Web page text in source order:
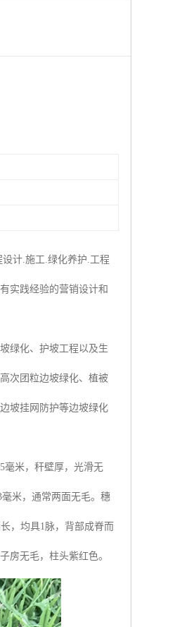
计.施工.绿化养护.工程
实践经验的营销设计和
绿化、护坡工程以及生
次团粒边坡绿化、植被
坡挂网防护等边坡绿化
毫米，秆壁厚，光滑无
米，通常两面无毛。穗
，均具1脉，背部成脊而
房无毛，柱头紫红色。